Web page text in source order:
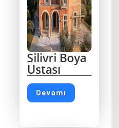
Silivri Boya
Ustası
Devamı